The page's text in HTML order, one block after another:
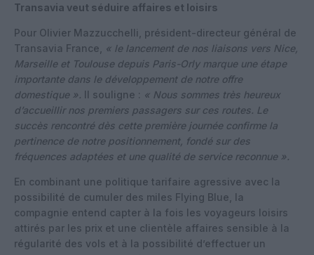
Transavia veut séduire affaires et loisirs
Pour Olivier Mazzucchelli, président-directeur général de
Transavia France,
« le lancement de nos liaisons vers Nice,
Marseille et Toulouse depuis Paris-Orly marque une étape
importante dans le développement de notre offre
domestique ». Il souligne : « Nous sommes très heureux
d’accueillir nos premiers passagers sur ces routes. Le
succès rencontré dès cette première journée confirme la
pertinence de notre positionnement, fondé sur des
fréquences adaptées et une qualité de service reconnue ».
En combinant une politique tarifaire agressive avec la
possibilité de cumuler des miles Flying Blue, la
compagnie entend capter à la fois les voyageurs loisirs
attirés par les prix et une clientèle affaires sensible à la
régularité des vols et à la possibilité d’effectuer un